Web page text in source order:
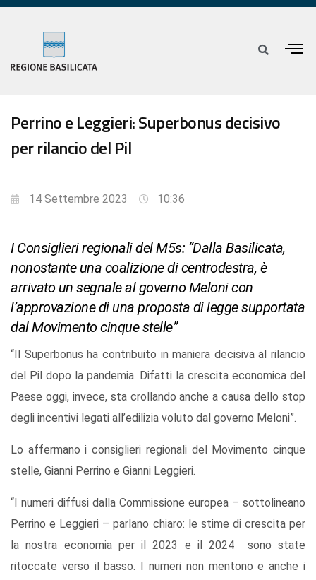
Perrino e Leggieri: Superbonus decisivo
per rilancio del Pil
14 Settembre 2023 10:36
I Consiglieri regionali del M5s: “Dalla Basilicata,
nonostante una coalizione di centrodestra, è
arrivato un segnale al governo Meloni con
l’approvazione di una proposta di legge supportata
dal Movimento cinque stelle”
“Il Superbonus ha contribuito in maniera decisiva al rilancio
del Pil dopo la pandemia. Difatti la crescita economica del
Paese oggi, invece, sta crollando anche a causa dello stop
degli incentivi legati all’edilizia voluto dal governo Meloni”.
Lo affermano i consiglieri regionali del Movimento cinque
stelle, Gianni Perrino e Gianni Leggieri.
“I numeri diffusi dalla Commissione europea – sottolineano
Perrino e Leggieri – parlano chiaro: le stime di crescita per
la nostra economia per il 2023 e il 2024 sono state
ritoccate verso il basso. I numeri non mentono e anche i